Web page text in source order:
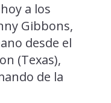
a los
Gibbons,
desde el
(Texas),
de la